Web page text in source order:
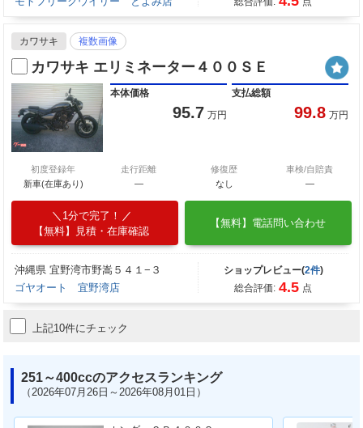
カワサキ 複数画像
カワサキ エリミネーター４００ＳＥ
本体価格
95.7 万円
支払総額
99.8 万円
初度登録年
新車(在庫あり)
走行距離
―
修復歴
なし
車検/自賠責
―
1分で完了！
【無料】見積・在庫確認
【無料】電話問い合わせ
沖縄県 宜野湾市野嵩５４１−３
ゴヤオート 宜野湾店
ショップレビュー(2件)
総合評価: 4.5 点
上記10件にチェック
251～400ccのアクセスランキング
（2026年07月26日～2026年08月01日）